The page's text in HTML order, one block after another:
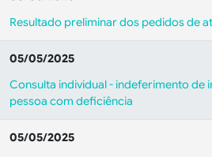
Resultado preliminar dos pedidos de
05/05/2025
Consulta individual - indeferimento de
pessoa com deficiência
05/05/2025